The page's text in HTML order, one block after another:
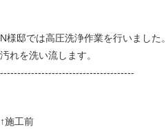
N様邸では高圧洗浄作業を行いました。
汚れを洗い流します。
---------------------------------------
↑施工前